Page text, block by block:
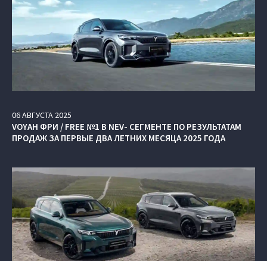
06АВГУСТА 2025
VOYAH ФРИ / FREE №1 В NEV- СЕГМЕНТЕ ПО РЕЗУЛЬТАТАМ
ПРОДАЖ ЗА ПЕРВЫЕ ДВА ЛЕТНИХ МЕСЯЦА 2025 ГОДА